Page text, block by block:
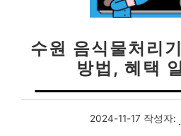
수원 음식물처리
방법, 혜택
2024-11-17 작성자: